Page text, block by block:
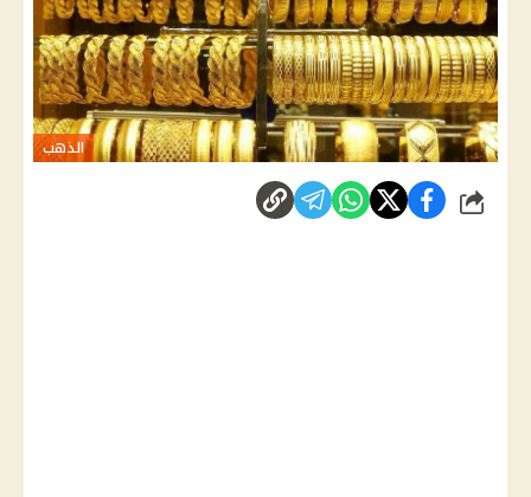
الذهب
شارك